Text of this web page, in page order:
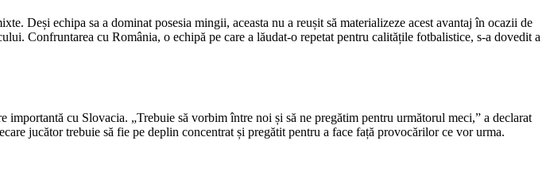
Deși echipa sa a dominat posesia mingii, aceasta nu a reușit să materializeze acest avantaj în ocazii de
Confruntarea cu România, o echipă pe care a lăudat-o repetat pentru calitățile fotbalistice, s-a dovedit a
cu Slovacia. „Trebuie să vorbim între noi și să ne pregătim pentru următorul meci,” a declarat
jucător trebuie să fie pe deplin concentrat și pregătit pentru a face față provocărilor ce vor urma.